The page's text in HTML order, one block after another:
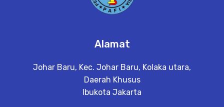
Alamat
Johar Baru, Kec. Johar Baru, Kolaka utara,
Daerah Khusus
Ibukota Jakarta